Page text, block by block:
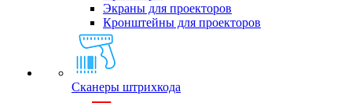
Экраны для проекторов
Кронштейны для проекторов
Сканеры штрихкода